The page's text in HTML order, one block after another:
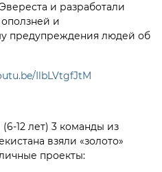
и разработали
и
предупреждения людей об
IlbLVtgfJtM
12 лет) 3 команды из
взяли «золото»
проекты: